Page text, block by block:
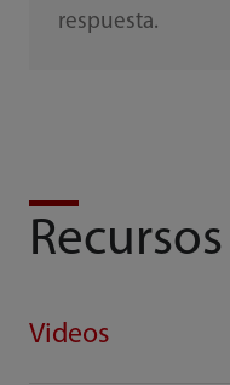
respuesta.
Recursos
Videos